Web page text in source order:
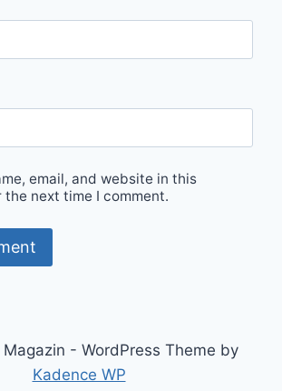
email, and website in this
next time I comment.
- WordPress Theme by
Kadence WP